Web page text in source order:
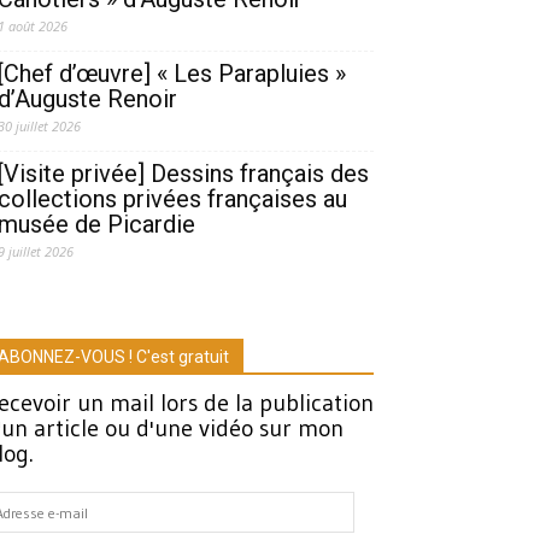
1 août 2026
[Chef d’œuvre] « Les Parapluies »
d’Auguste Renoir
juillet 2026
[Visite privée] Dessins français des
collections privées françaises au
musée de Picardie
juillet 2026
VOUS ! C'est gratuit
un mail lors de la publication
article ou d'une vidéo sur mon